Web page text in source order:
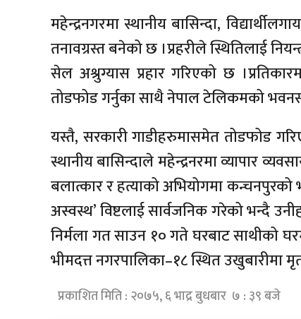
महेन्द्रनगरमा स्थानीय बासिन्दा,
तनावग्रस्त बनेको छ ।प्रहरीले स्थितिलाई
सेल अश्रुग्यास प्रहार गरिएको छ
तोडफोड गर्नुका साथै नेपाल टेलिकमको
यस्तै, सरकारी गाडीहरुमासमेत तोडफोड
स्थानीय बासिन्दाले महेन्द्रनरमा व्यापार
बलात्कार र हत्याको अभियोगमा
अस्वस्थ’ विष्टलाई सार्वजनिक गरेको भन्दै
निर्मला गत साउन १० गते घरबाट साथीको
भीमदत्त नगरपालिका–१८ स्थित उखुबारीमा
प्रकाशित मिति : २०७५, ६ भाद्र बुधबार ७ : ३९ बजे